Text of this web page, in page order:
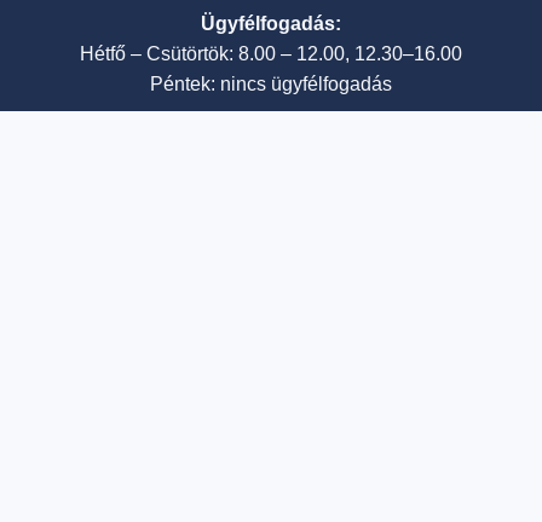
Ügyfélfogadás:
Hétfő – Csütörtök: 8.00 – 12.00, 12.30–16.00
Péntek: nincs ügyfélfogadás